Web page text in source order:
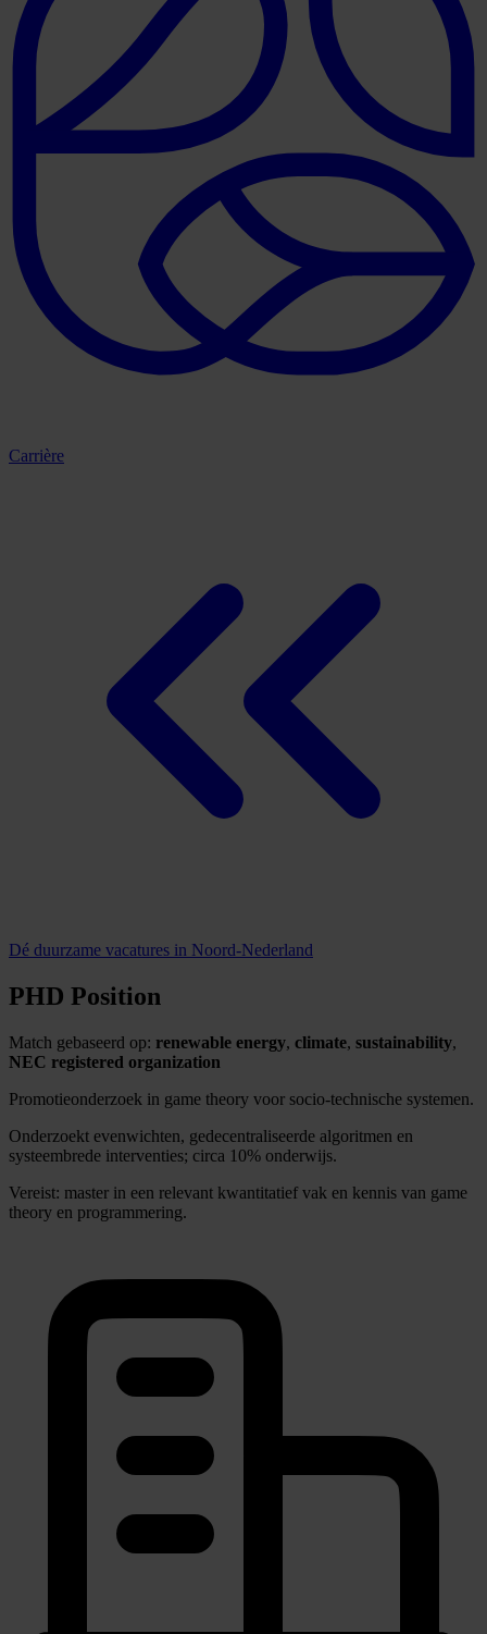
Carrière
Dé duurzame vacatures in Noord-Nederland
PHD Position
Match gebaseerd op: renewable energy, climate, sustainability,
NEC registered organization
Promotieonderzoek in game theory voor socio-technische systemen.
Onderzoekt evenwichten, gedecentraliseerde algoritmen en
systeembrede interventies; circa 10% onderwijs.
Vereist: master in een relevant kwantitatief vak en kennis van game
theory en programmering.